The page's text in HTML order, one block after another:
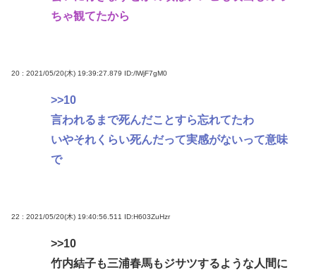
ちゃ観てたから
20 : 2021/05/20(木) 19:39:27.879 ID:/lWjF7gM0
>>10
言われるまで死んだことすら忘れてたわ
いやそれくらい死んだって実感がないって意味
で
22 : 2021/05/20(木) 19:40:56.511 ID:H603ZuHzr
>>10
竹内結子も三浦春馬もジサツするような人間に